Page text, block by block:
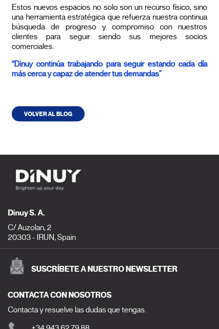
Estos nuevos espacios no solo son un recurso físico, sino
una herramienta estratégica que refuerza nuestra continua
búsqueda de progreso y compromiso con nuestros
clientes para seguir siendo sus mejores socios
comerciales.
“Dinuy continúa trabajando para seguir estando cada día
más cerca y capaz de atender tus demandas”
VOLVER AL BLOG
Dinuy S. A.
C/ Auzolan, 2
20303 - IRUN, Spain
SUSCRÍBETE A NUESTRO NEWSLETTER
CONTACTA CON NOSOTROS
Contacta y resuelve las dudas que tengas.